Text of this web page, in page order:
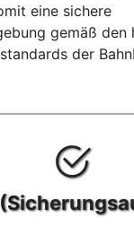
eine sichere
gemäß den
der